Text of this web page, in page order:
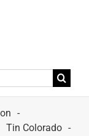
Tin Colorado